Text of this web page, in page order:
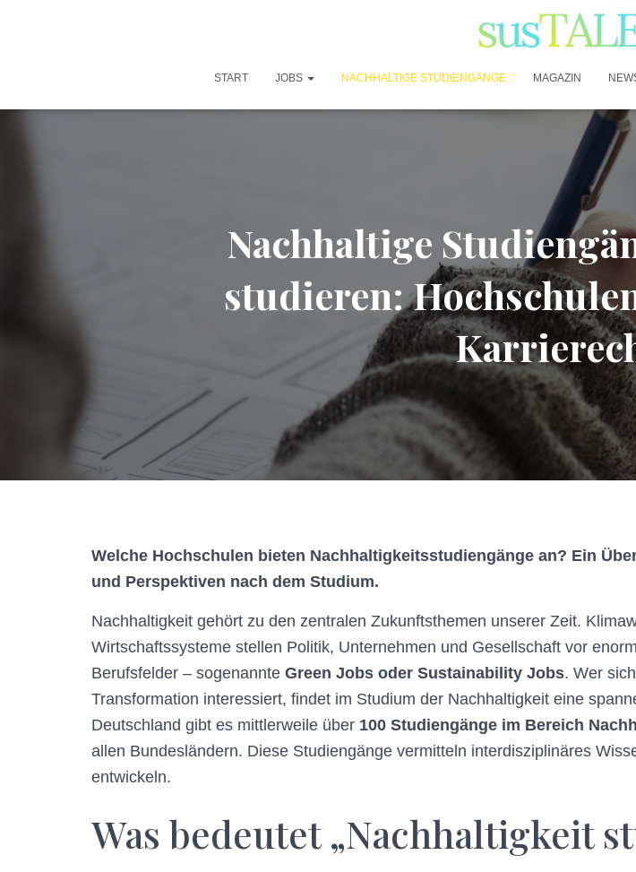
START JOBS NACHHALTIGE STUDIENGÄNGE MAGAZIN
Nachhaltige
studieren:
Welche Hochschulen bieten Nachhaltigkeitsstudiengänge an? Ein
und Perspektiven nach dem Studium.
Nachhaltigkeit gehört zu den zentralen Zukunftsthemen unserer Zeit.
Wirtschaftssysteme stellen Politik, Unternehmen und Gesellschaft vor
Berufsfelder – sogenannte Green Jobs oder Sustainability Jobs. Wer
Transformation interessiert, findet im Studium der Nachhaltigkeit eine
Deutschland gibt es mittlerweile über 100 Studiengänge im Bereich
allen Bundesländern. Diese Studiengänge vermitteln interdisziplinäres
entwickeln.
Was bedeutet „Nachhaltigkeit